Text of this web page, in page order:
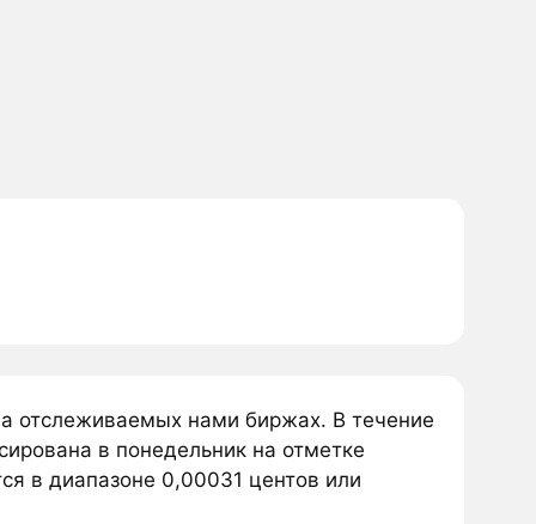
отслеживаемых нами биржах. В течение
в понедельник на отметке
в диапазоне 0,00031 центов или